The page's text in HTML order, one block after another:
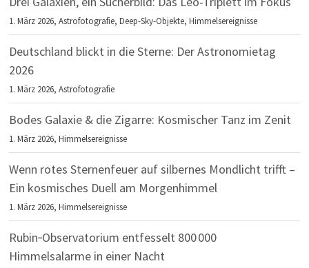
1. März 2026,Astrofotografie,Deep-Sky-Objekte,Himmelsereignisse
Deutschland blickt in die Sterne: Der Astronomietag
2026
1. März 2026,Astrofotografie
Bodes Galaxie & die Zigarre: Kosmischer Tanz im Zenit
1. März 2026,Himmelsereignisse
Wenn rotes Sternenfeuer auf silbernes Mondlicht trifft –
Ein kosmisches Duell am Morgenhimmel
1. März 2026,Himmelsereignisse
Rubin‑Observatorium entfesselt 800 000
Himmelsalarme in einer Nacht